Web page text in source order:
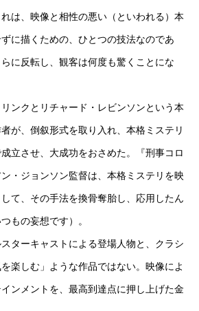
は、映像と相性の悪い（といわれる）本
に描くための、ひとつの技法なのであ
に反転し、観客は何度も驚くことにな
ンクとリチャード・レビンソンという本
が、倒叙形式を取り入れ、本格ミステリ
立させ、大成功をおさめた。『刑事コロ
・ジョンソン監督は、本格ミステリを映
て、その手法を換骨奪胎し、応用したん
もの妄想です）。
ターキャストによる登場人物と、クラシ
楽しむ」ような作品ではない。映像によ
ンメントを、最高到達点に押し上げた金